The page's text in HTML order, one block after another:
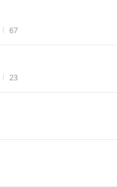
조회수
67
조회수
23